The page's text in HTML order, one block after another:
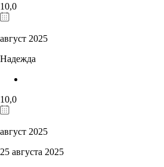
10,0
август 2025
Надежда
10,0
август 2025
25 августа 2025